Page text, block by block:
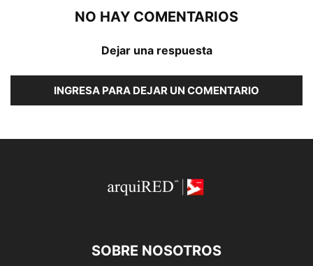
NO HAY COMENTARIOS
Dejar una respuesta
INGRESA PARA DEJAR UN COMENTARIO
SOBRE NOSOTROS